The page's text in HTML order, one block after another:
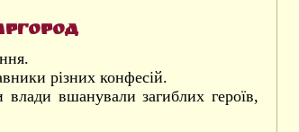
різних конфесій.
влади вшанували загиблих героїв,